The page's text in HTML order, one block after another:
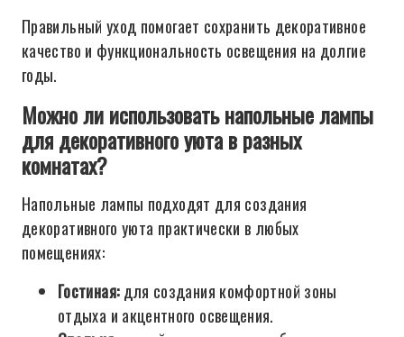
Правильный уход помогает сохранить декоративное
качество и функциональность освещения на долгие
годы.
Можно ли использовать напольные лампы
для декоративного уюта в разных
комнатах?
Напольные лампы подходят для создания
декоративного уюта практически в любых
помещениях:
Гостиная:для создания комфортной зоны
отдыха и акцентного освещения.